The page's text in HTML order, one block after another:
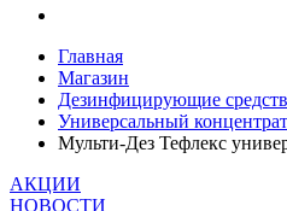
Главная
Магазин
Дезинфицирующие
Универсальный концентрат
Мульти-Дез Тефлекс
АКЦИИ
НОВОСТИ